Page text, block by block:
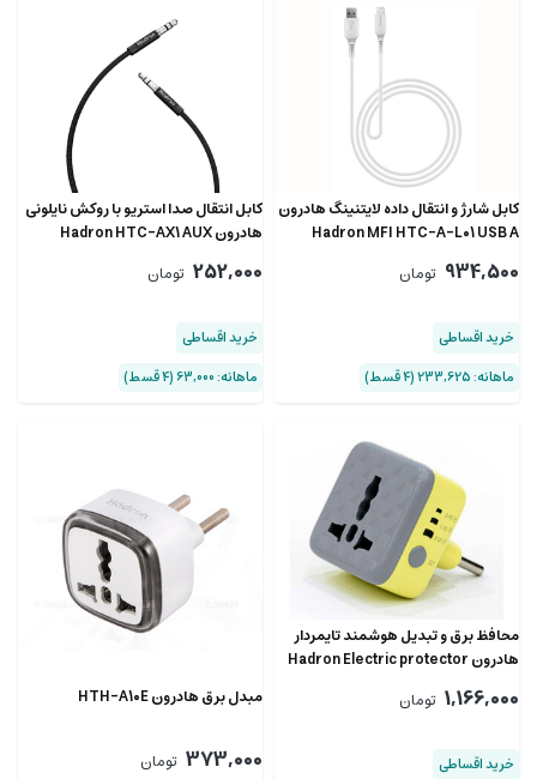
کابل شارژ و انتقال داده لایتنینگ هادرون
Hadron MFI HTC-A-L01 USB A
Lightning Cable
934,500 تومان
خرید اقساطی
ماهانه: 233,625 (۴ قسط)
کابل انتقال صدا استریو با روکش نایلونی
هادرون Hadron HTC-AX1 AUX
252,000 تومان
خرید اقساطی
ماهانه: 63,000 (۴ قسط)
محافظ برق و تبدیل هوشمند تایمر‌دار
هادرون Hadron Electric protector
1,166,000 تومان
خرید اقساطی
مبدل برق هادرون HTH-A10E
373,000 تومان